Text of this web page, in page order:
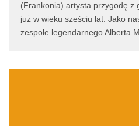
(Frankonia) artysta przygodę z
już w wieku sześciu lat. Jako
zespole legendarnego Alberta